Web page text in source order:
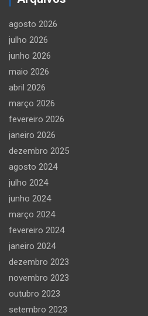
agosto 2026
julho 2026
junho 2026
maio 2026
abril 2026
março 2026
fevereiro 2026
janeiro 2026
dezembro 2025
agosto 2024
julho 2024
junho 2024
março 2024
fevereiro 2024
janeiro 2024
dezembro 2023
novembro 2023
outubro 2023
setembro 2023